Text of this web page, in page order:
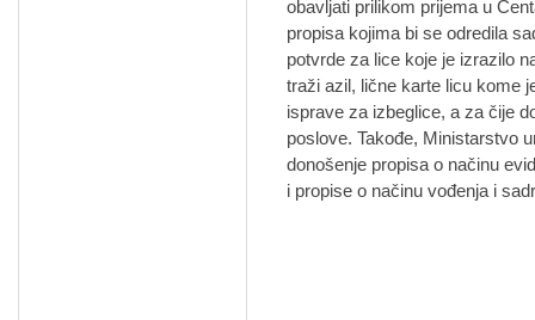
obavljati prilikom prijema u
propisa kojima bi se odredila
potvrde za lice koje je izrazilo
traži azil, lične karte licu kome
isprave za izbeglice, a za čije
poslove. Takođe, Ministarstvo
donošenje propisa o načinu
i propise o načinu vođenja i